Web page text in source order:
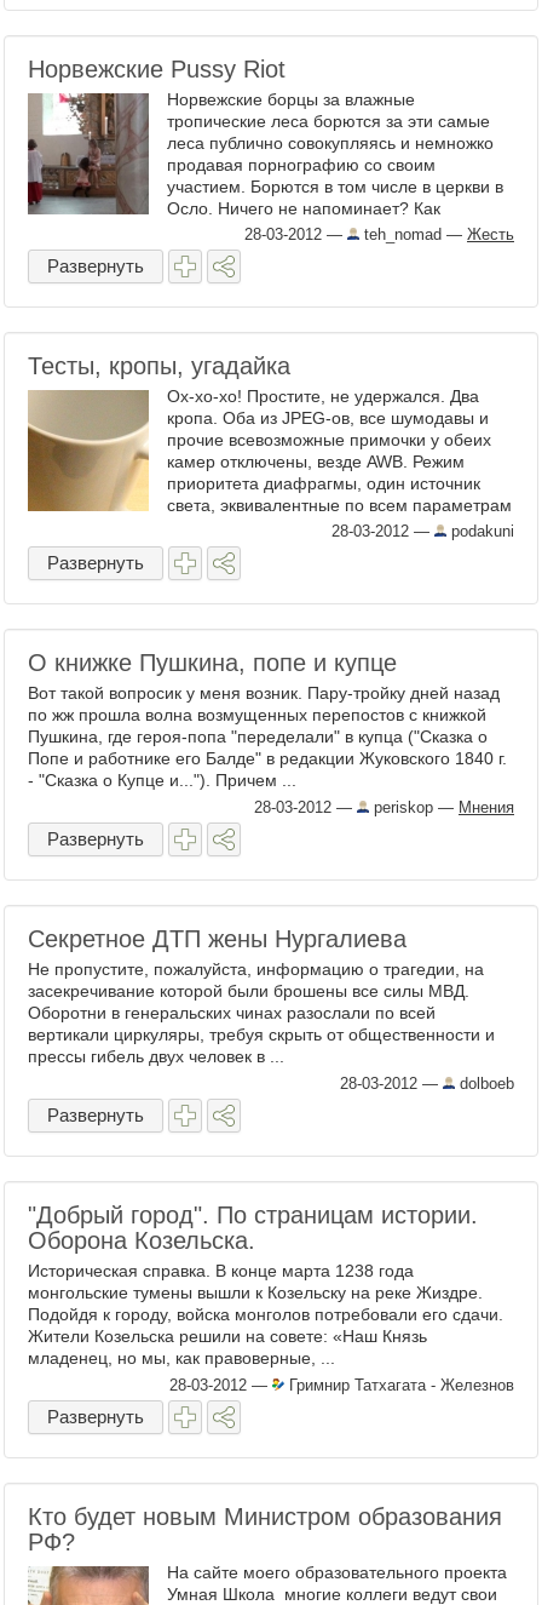
Норвежские Pussy Riot
Норвежские борцы за влажные
тропические леса борются за эти самые
леса публично совокупляясь и немножко
продавая порнографию со своим
участием. Борются в том числе в церкви в
Осло. Ничего не напоминает? Как
сообщает Вики, Fuck for Forest (FFF, (рус.)
...
28-03-2012 — teh_nomad — Жесть
Развернуть
Тесты, кропы, угадайка
Ох-хо-хо! Простите, не удержался. Два
кропа. Оба из JPEG-ов, все шумодавы и
прочие всевозможные примочки у обеих
камер отключены, везде AWB. Режим
приоритета диафрагмы, один источник
света, эквивалентные по всем параметрам
объективы, ISO 6400: 1. 2. ...
28-03-2012 — podakuni
Развернуть
О книжке Пушкина, попе и купце
Вот такой вопросик у меня возник. Пару-тройку дней назад
по жж прошла волна возмущенных перепостов с книжкой
Пушкина, где героя-попа "переделали" в купца ("Сказка о
Попе и работнике его Балде" в редакции Жуковского 1840 г.
- "Сказка о Купце и..."). Причем ...
28-03-2012 — periskop — Мнения
Развернуть
Секретное ДТП жены Нургалиева
Не пропустите, пожалуйста, информацию о трагедии, на
засекречивание которой были брошены все силы МВД.
Оборотни в генеральских чинах разослали по всей
вертикали циркуляры, требуя скрыть от общественности и
прессы гибель двух человек в ...
28-03-2012 — dolboeb
Развернуть
"Добрый город". По страницам истории.
Оборона Козельска.
Историческая справка. В конце марта 1238 года
монгольские тумены вышли к Козельску на реке Жиздре.
Подойдя к городу, войска монголов потребовали его сдачи.
Жители Козельска решили на совете: «Наш Князь
младенец, но мы, как правоверные, ...
28-03-2012 — Гримнир Татхагата - Железнов
Развернуть
Кто будет новым Министром образования
РФ?
На сайте моего образовательного проекта
Умная Школа многие коллеги ведут свои